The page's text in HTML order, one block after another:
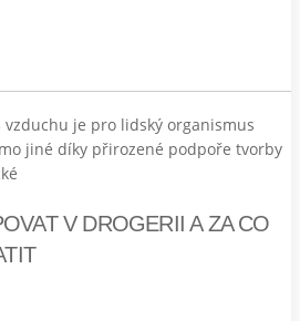
je pro lidský organismus
jiné díky přirozené podpoře tvorby
V DROGERII A ZA CO